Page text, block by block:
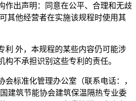
作出声明：同意在公平、合理和无歧
其他经营者在实施该规程时使用其
利 外，本规程的某些内容仍可能涉
构不承担识别这些专利的责任。
会标准化管理办公室（联系电话：，
建筑节能协会建筑保温隔热专业委